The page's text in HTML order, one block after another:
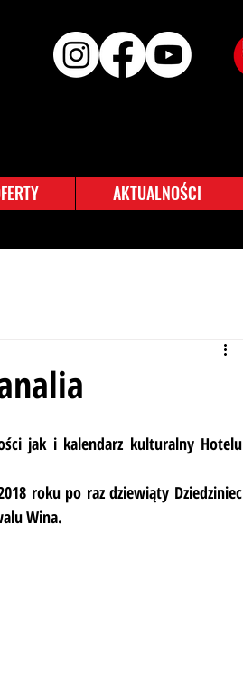
AKTUALNOŚCI
jak i kalendarz kulturalny Hotelu
roku po raz dziewiąty Dziedziniec
Wina.